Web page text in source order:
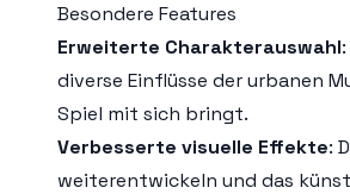
Besondere Features
Erweiterte Charakterauswahl
diverse Einflüsse der urbanen
Spiel mit sich bringt.
Verbesserte visuelle Effekte:
weiterentwickeln und das